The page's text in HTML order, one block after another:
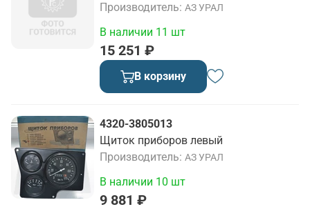
Производитель АЗ УРАЛ
15 251 ₽
В наличии 11 шт
В корзину
4320-3805013
Щиток приборов левый
Производитель АЗ УРАЛ
9 881 ₽
В наличии 10 шт